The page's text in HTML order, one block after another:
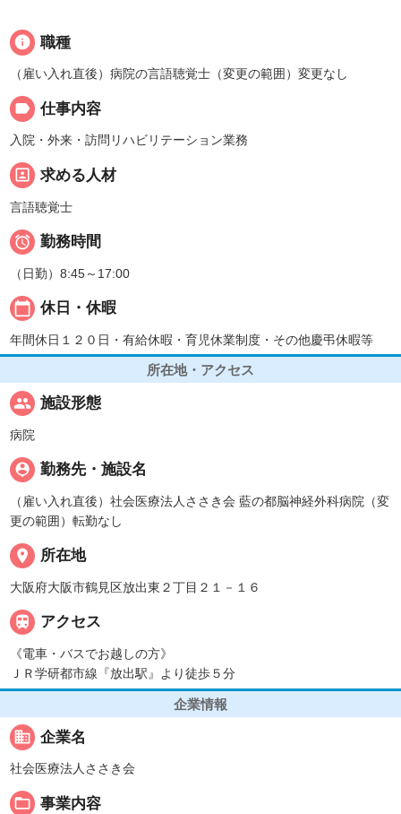
info 職種
（雇い入れ直後）病院の言語聴覚士（変更の範囲）変更なし
label 仕事内容
入院・外来・訪問リハビリテーション業務
portrait 求める人材
言語聴覚士
 勤務時間
（日勤）8:45～17:00
calendar_today 休日・休暇
年間休日１２０日・有給休暇・育児休業制度・その他慶弔休暇等
所在地・アクセス
people 施設形態
病院
person_pin 勤務先・施設名
（雇い入れ直後）社会医療法人ささき会 藍の都脳神経外科病院（変
更の範囲）転勤なし
place 所在地
大阪府大阪市鶴見区放出東２丁目２１－１６
 アクセス
《電車・バスでお越しの方》
ＪＲ学研都市線『放出駅』より徒歩５分
企業情報
business 企業名
社会医療法人ささき会
folder_open 事業内容